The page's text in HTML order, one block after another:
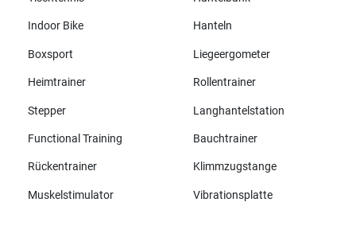
Indoor Bike Hanteln
Boxsport Liegeergometer
Heimtrainer Rollentrainer
Stepper Langhantelstation
Functional Training Bauchtrainer
Rückentrainer Klimmzugstange
Muskelstimulator Vibrationsplatte